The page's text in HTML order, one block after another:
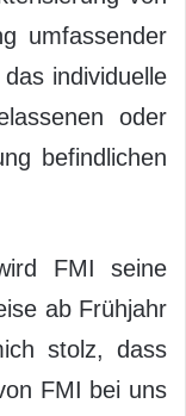
umfassender
individuelle
oder
befindlichen
FMI seine
ab Frühjahr
stolz, dass
FMI bei uns